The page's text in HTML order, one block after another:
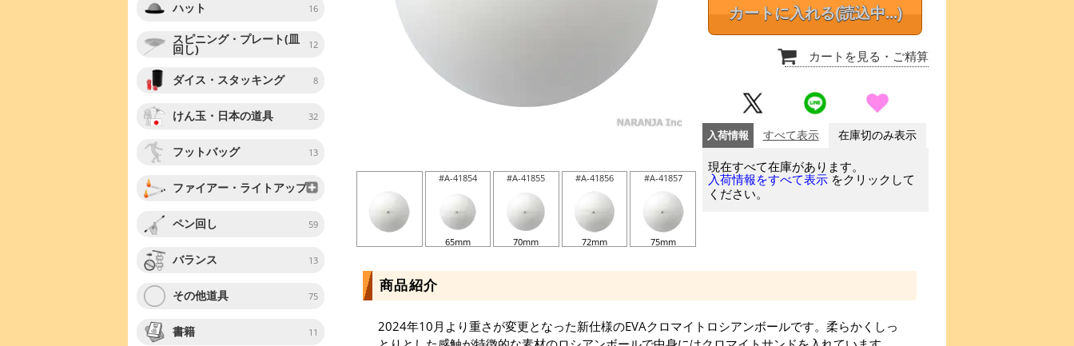
ハット 16
スピニング・プレート(皿
回し) 12
ダイス・スタッキング 8
けん玉・日本の道具 32
フットバッグ 13
ファイアー・ライトアップ
ペン回し 59
バランス 13
その他道具 75
書籍 11
#A-41854
65mm
#A-41855
70mm
#A-41856
72mm
#A-41857
75mm
カートに入れる(読込中...)
カートを見る ・ご精算
入荷情報 すべて表示 在庫切のみ表示
現在すべて在庫があります。
入荷情報をすべて表示 をクリックして
ください。
商品紹介
2024年10月より重さが変更となった新仕様のEVAクロマイトロシアンボールです。柔らかくしっ